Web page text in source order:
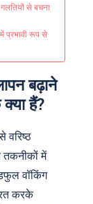
से बचना
प्रभावी रूप से
बढ़ाने
हैं?
वरिष्ठ
तकनीकों में
वॉकिंग
करके